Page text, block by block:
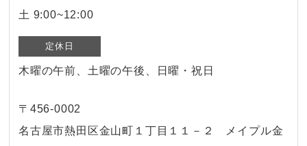
土 9:00~12:00
定休日
木曜の午前、土曜の午後、日曜・祝日
〒456-0002
名古屋市熱田区金山町１丁目１１－２ メイプル金